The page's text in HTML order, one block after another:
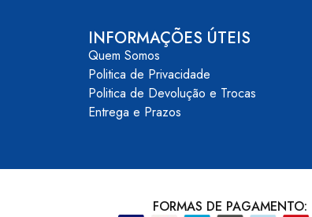
INFORMAÇÕES ÚTEIS
Quem Somos
Politica de Privacidade
Politica de Devolução e Trocas
Entrega e Prazos
FORMAS DE PAGAMENTO: